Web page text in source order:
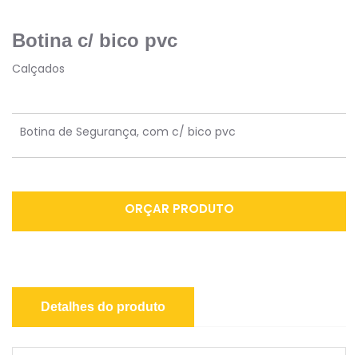
Botina c/ bico pvc
Calçados
Botina de Segurança, com c/ bico pvc
ORÇAR PRODUTO
Detalhes do produto